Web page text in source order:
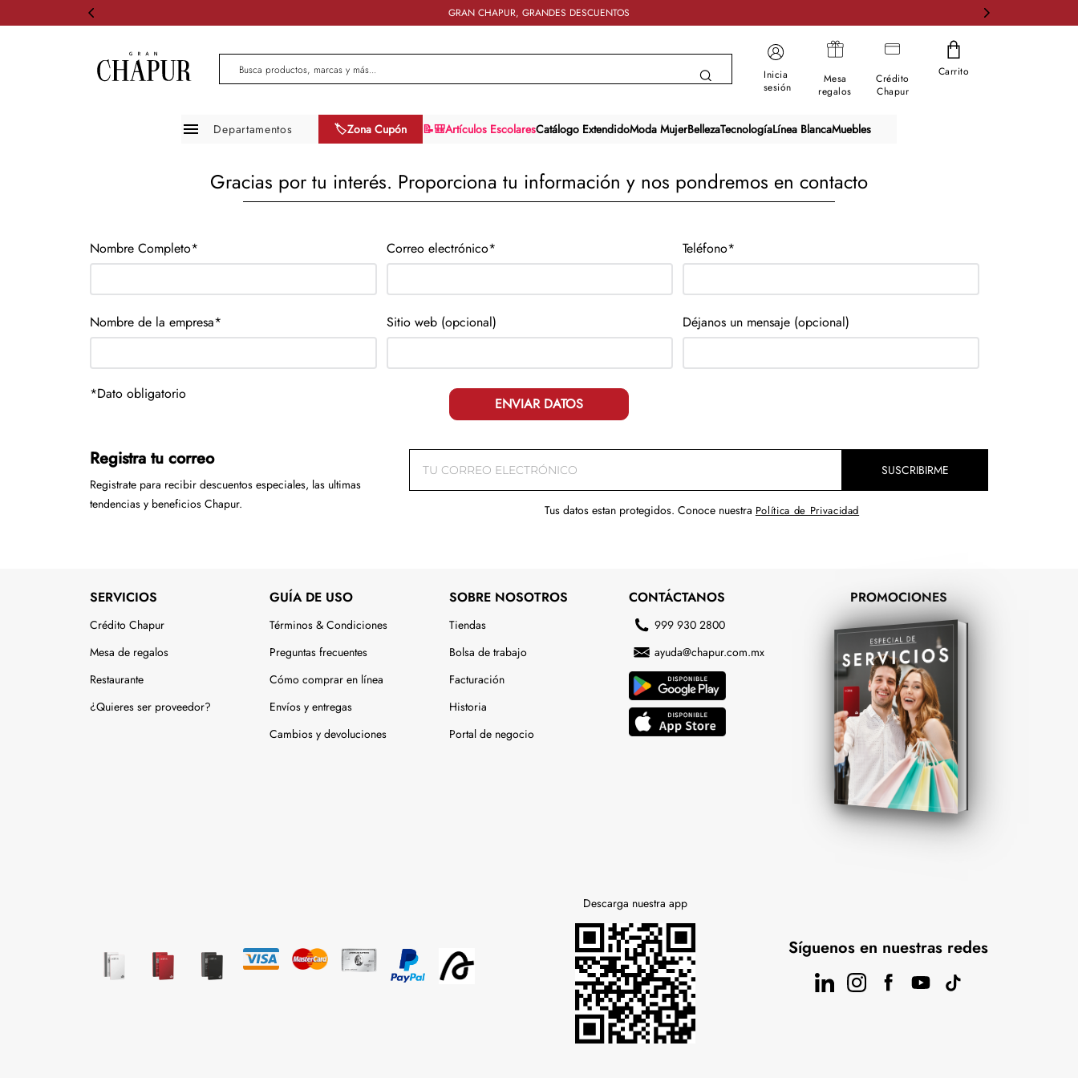
GRAN CHAPUR, GRANDES DESCUENTOS
Busca productos, marcas y más...
Inicia
sesión
Mesa
regalos
Crédito
Chapur
Carrito
Departamentos
Infantil
Belleza
Mascotas
Tecnología
Muebles
Línea blanca
Hogar
Movilidad
Gourmet
Salud y Bienestar
🏷️Zona Cupón 📝🎒Artículos EscolaresCatálogo ExtendidoModa MujerBellezaTecnologíaLínea BlancaMuebles
Gracias por tu interés. Proporciona tu información y nos pondremos en contacto
Nombre Completo* Correo electrónico* Teléfono*
Nombre de la empresa* Sitio web (opcional) Déjanos un mensaje (opcional)
*Dato obligatorio
ENVIAR DATOS
Registra tu correo
Registrate para recibir descuentos especiales, las ultimas
tendencias y beneficios Chapur.
SUSCRIBIRME
Tus datos estan protegidos. Conoce nuestra Política de Privacidad
SERVICIOS
Crédito Chapur
Mesa de regalos
Restaurante
¿Quieres ser proveedor?
GUÍA DE USO
Términos & Condiciones
Preguntas frecuentes
Cómo comprar en línea
Envíos y entregas
Cambios y devoluciones
SOBRE NOSOTROS
Tiendas
Bolsa de trabajo
Facturación
Historia
Portal de negocio
CONTÁCTANOS
999 930 2800
ayuda@chapur.com.mx
PROMOCIONES
Descarga nuestra app
Síguenos en nuestras redes